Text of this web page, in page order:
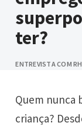
ter?
ENTREVISTA COM
Quem nunca
criança?